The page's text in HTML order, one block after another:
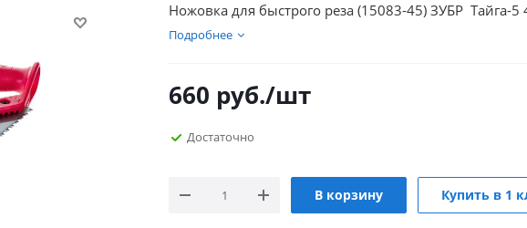
Ножовка для быстрого реза (15083-45) ЗУБР Тайга-5
Подробнее
660 руб./шт
Достаточно
В корзину Купить в 1